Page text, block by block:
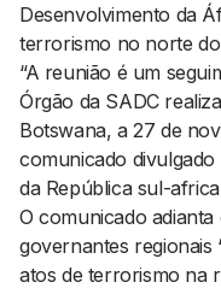
Desenvolvimento da
terrorismo no norte
“A reunião é um
Órgão da SADC
Botswana, a 27 de
comunicado
da República sul-
O comunicado
governantes
atos de terrorismo na